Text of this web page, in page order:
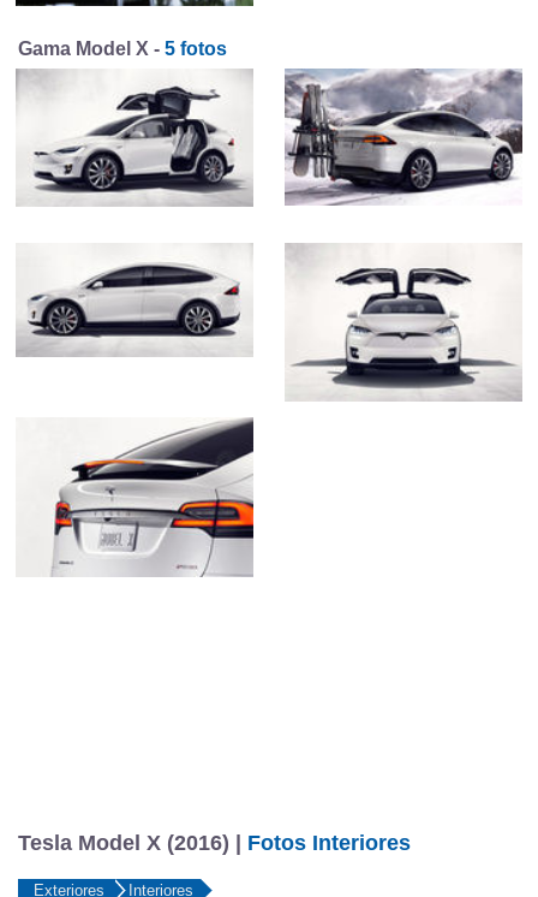
Gama Model X - 5 fotos
Tesla Model X (2016) | Fotos Interiores
Exteriores Interiores